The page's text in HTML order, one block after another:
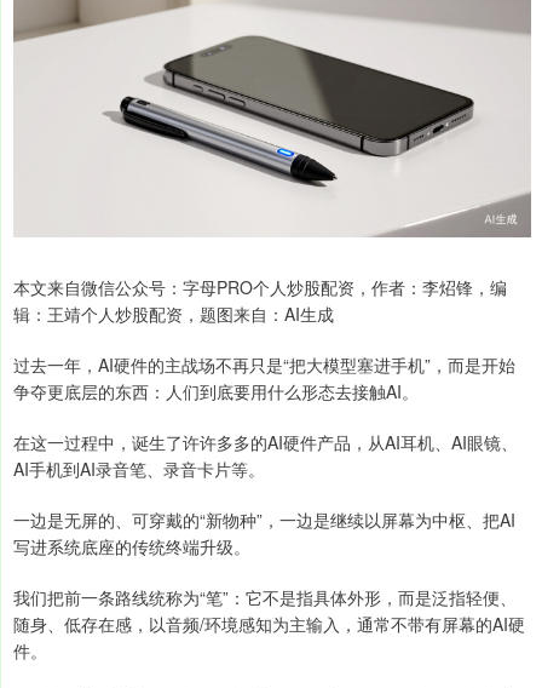
本文来自微信公众号：字母PRO个人炒股配资，作者：李炤锋，编
辑：王靖个人炒股配资，题图来自：AI生成
过去一年，AI硬件的主战场不再只是“把大模型塞进手机”，而是开始
争夺更底层的东西：人们到底要用什么形态去接触AI。
在这一过程中，诞生了许许多多的AI硬件产品，从AI耳机、AI眼镜、
AI手机到AI录音笔、录音卡片等。
一边是无屏的、可穿戴的“新物种”，一边是继续以屏幕为中枢、把AI
写进系统底座的传统终端升级。
我们把前一条路线统称为“笔”：它不是指具体外形，而是泛指轻便、
随身、低存在感，以音频/环境感知为主输入，通常不带有屏幕的AI硬
件。